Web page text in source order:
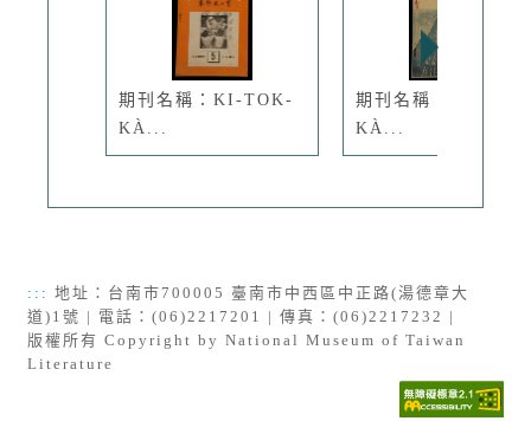
期刊名稱：KI-TOK-
KÀ...
期刊名稱：KI-TOK-
KÀ...
::: 地址：台南市700005 臺南市中西區中正路(湯德章大
道)1號 | 電話：(06)2217201 | 傳真：(06)2217232 |
版權所有 Copyright by National Museum of Taiwan
Literature